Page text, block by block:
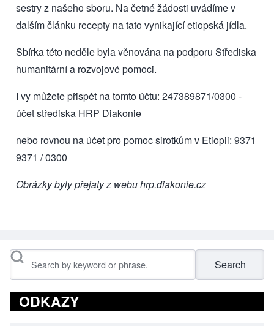
sestry z našeho sboru. Na četné žádosti uvádíme v
dalším článku recepty na tato vynikající etiopská jídla.
Sbírka této neděle byla věnována na podporu Střediska
humanitární a rozvojové pomoci.
I vy můžete přispět na tomto účtu: 247389871/0300 -
účet střediska HRP Diakonie
nebo rovnou na účet pro pomoc sirotkům v Etiopii: 9371
9371 / 0300
Obrázky byly přejaty z webuhrp.diakonie.cz
Search
ODKAZY